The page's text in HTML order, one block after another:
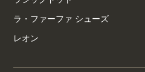
ラ・ファーファ シューズ
レオン